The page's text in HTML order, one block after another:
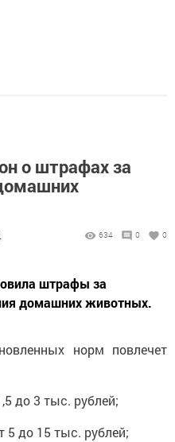
о штрафах за
634 0 0
штрафы за
домашних животных.
норм повлечет
до 3 тыс. рублей;
до 15 тыс. рублей;